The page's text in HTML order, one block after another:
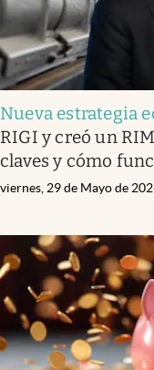
Nueva estrategia
RIGI y creó un
claves y cómo
viernes, 29 de Mayo de